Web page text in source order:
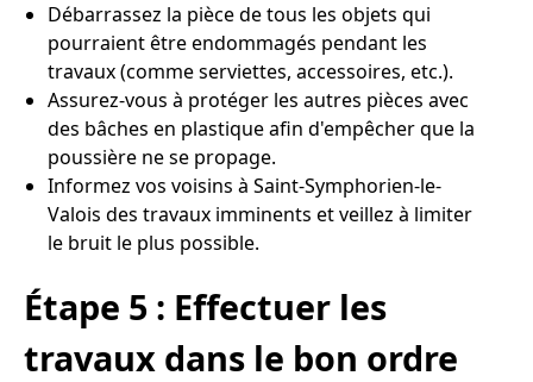
Débarrassez la pièce de tous les objets qui
pourraient être endommagés pendant les
travaux (comme serviettes, accessoires, etc.).
Assurez-vous à protéger les autres pièces avec
des bâches en plastique afin d'empêcher que la
poussière ne se propage.
Informez vos voisins à Saint-Symphorien-le-
Valois des travaux imminents et veillez à limiter
le bruit le plus possible.
Étape 5 : Effectuer les
travaux dans le bon ordre